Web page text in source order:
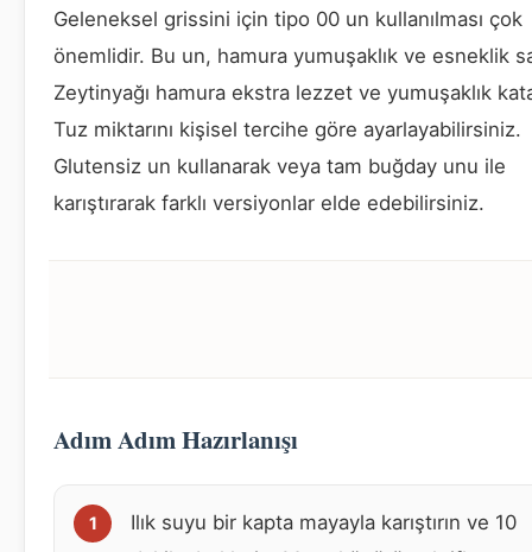
Geleneksel grissini için tipo 00 un kullanılması çok
önemlidir. Bu un, hamura yumuşaklık ve esneklik
Zeytinyağı hamura ekstra lezzet ve yumuşaklık
Tuz miktarını kişisel tercihe göre ayarlayabilirsiniz.
Glutensiz un kullanarak veya tam buğday unu ile
karıştırarak farklı versiyonlar elde edebilirsiniz.
Adım Adım Hazırlanışı
Ilık suyu bir kapta mayayla karıştırın ve 10